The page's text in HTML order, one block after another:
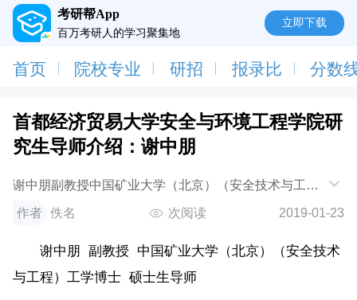
考研帮App
百万考研人的学习聚集地
立即下载
首页 院校专业 研招 报录比 分数
首都经济贸易大学安全与环境工程学院研
究生导师介绍：谢中朋
谢中朋副教授中国矿业大学（北京）（安全技术与工
程）工学博士硕士生导师2004年中国矿业大学安全技术
及工程专业毕业，获工学硕士学位。2014年中国
作者 佚名 次阅读 2019-01-23
谢中朋 副教授 中国矿业大学（北京）（安全技术
与工程）工学博士 硕士生导师